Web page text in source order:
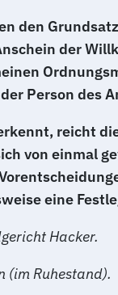
den
der
Person des
reicht
von einmal
eine
Hacker.
(im Ruhestand).